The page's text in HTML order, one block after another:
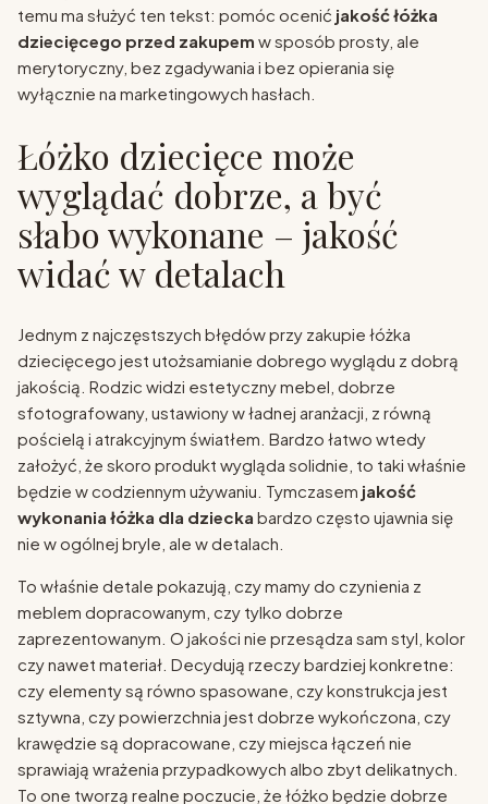
temu ma służyć ten tekst: pomóc ocenić jakość łóżka
dziecięcego przed zakupem w sposób prosty, ale
merytoryczny, bez zgadywania i bez opierania się
wyłącznie na marketingowych hasłach.
Łóżko dziecięce może
wyglądać dobrze, a być
słabo wykonane – jakość
widać w detalach
Jednym z najczęstszych błędów przy zakupie łóżka
dziecięcego jest utożsamianie dobrego wyglądu z dobrą
jakością. Rodzic widzi estetyczny mebel, dobrze
sfotografowany, ustawiony w ładnej aranżacji, z równą
pościelą i atrakcyjnym światłem. Bardzo łatwo wtedy
założyć, że skoro produkt wygląda solidnie, to taki właśnie
będzie w codziennym używaniu. Tymczasem jakość
wykonania łóżka dla dziecka bardzo często ujawnia się
nie w ogólnej bryle, ale w detalach.
To właśnie detale pokazują, czy mamy do czynienia z
meblem dopracowanym, czy tylko dobrze
zaprezentowanym. O jakości nie przesądza sam styl, kolor
czy nawet materiał. Decydują rzeczy bardziej konkretne:
czy elementy są równo spasowane, czy konstrukcja jest
sztywna, czy powierzchnia jest dobrze wykończona, czy
krawędzie są dopracowane, czy miejsca łączeń nie
sprawiają wrażenia przypadkowych albo zbyt delikatnych.
To one tworzą realne poczucie, że łóżko będzie dobrze